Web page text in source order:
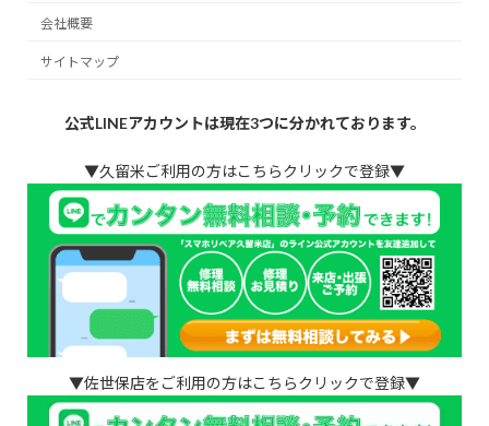
会社概要
サイトマップ
公式LINEアカウントは現在3つに分かれております。
▼久留米ご利用の方はこちらクリックで登録▼
▼佐世保店をご利用の方はこちらクリックで登録▼